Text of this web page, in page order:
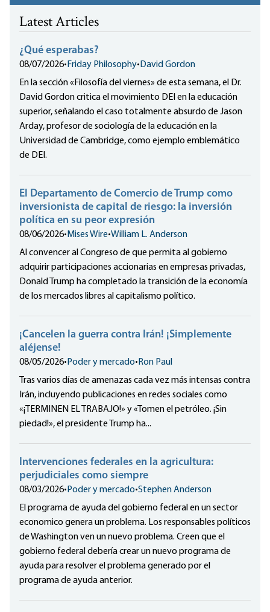
Latest Articles
¿Qué esperabas?
08/07/2026• Friday Philosophy• David Gordon
En la sección «Filosofía del viernes» de esta semana, el Dr.
David Gordon critica el movimiento DEI en la educación
superior, señalando el caso totalmente absurdo de Jason
Arday, profesor de sociología de la educación en la
Universidad de Cambridge, como ejemplo emblemático
de DEI.
El Departamento de Comercio de Trump como
inversionista de capital de riesgo: la inversión
política en su peor expresión
08/06/2026• Mises Wire•William L. Anderson
Al convencer al Congreso de que permita al gobierno
adquirir participaciones accionarias en empresas privadas,
Donald Trump ha completado la transición de la economía
de los mercados libres al capitalismo político.
¡Cancelen la guerra contra Irán! ¡Simplemente
aléjense!
08/05/2026• Poder y mercado• Ron Paul
Tras varios días de amenazas cada vez más intensas contra
Irán, incluyendo publicaciones en redes sociales como
«¡TERMINEN EL TRABAJO!» y «Tomen el petróleo. ¡Sin
piedad!», el presidente Trump ha...
Intervenciones federales en la agricultura:
perjudiciales como siempre
08/03/2026• Poder y mercado•Stephen Anderson
El programa de ayuda del gobierno federal en un sector
economico genera un problema. Los responsables políticos
de Washington ven un nuevo problema. Creen que el
gobierno federal debería crear un nuevo programa de
ayuda para resolver el problema generado por el
programa de ayuda anterior.